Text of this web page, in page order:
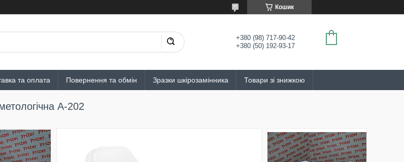
Кошик
+380 (98) 717-90-42
+380 (50) 192-93-17
та оплата Повернення та обмін Зразки шкірозамінника Товари зі знижкою
А-202